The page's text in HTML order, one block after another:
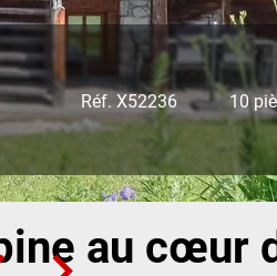
Réf. X52236 10
au cœur